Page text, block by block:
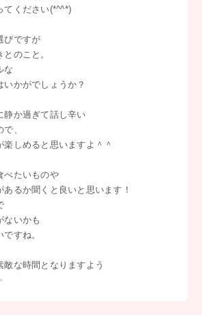
てください(*^^*)
びですが
のこと。
な
いかがでしょうか？
静か過ぎて話し辛い
、
しめると思いますよ＾＾
べたいものや
るか聞くと良いと思います！
ないかも
すね。
敵な時間となりますよう